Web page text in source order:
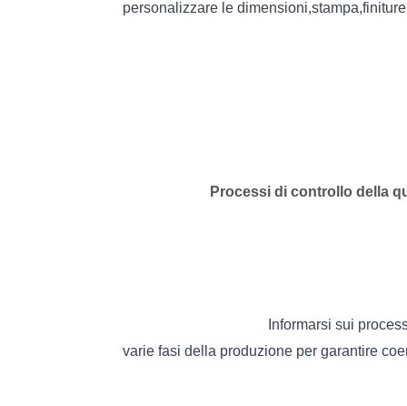
personalizzare le
Processi di controllo della
Informarsi sui
varie fasi della produzione per garantire